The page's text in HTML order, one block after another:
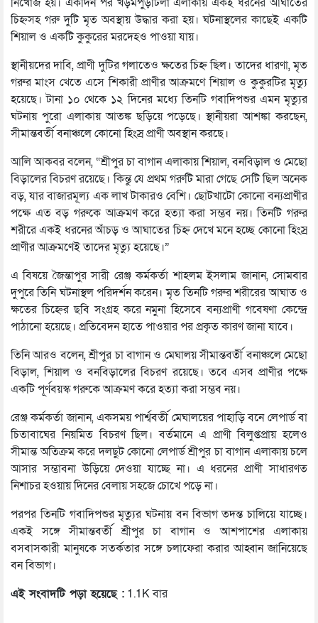
চিহ্নসহ গরু দুটি মৃত অবস্থায় উদ্ধার করা হয়। ঘটনাস্থলের কাছেই একটি
শিয়াল ও একটি কুকুরের মরদেহও পাওয়া যায়।
স্থানীয়দের দাবি, প্রাণী দুটির গলাতেও ক্ষতের চিহ্ন ছিল। তাদের ধারণা, মৃত
গরুর মাংস খেতে এসে শিকারী প্রাণীর আক্রমণে শিয়াল ও কুকুরটির মৃত্যু
হয়েছে। টানা ১০ থেকে ১২ দিনের মধ্যে তিনটি গবাদিপশুর এমন মৃত্যুর
ঘটনায় পুরো এলাকায় আতঙ্ক ছড়িয়ে পড়েছে। স্থানীয়রা আশঙ্কা করছেন,
সীমান্তবর্তী বনাঞ্চলে কোনো হিংস্র প্রাণী অবস্থান করছে।
আলি আকবর বলেন, “শ্রীপুর চা বাগান এলাকায় শিয়াল, বনবিড়াল ও মেছো
বিড়ালের বিচরণ রয়েছে। কিন্তু যে প্রথম গরুটি মারা গেছে সেটি ছিল অনেক
বড়, যার বাজারমূল্য এক লাখ টাকারও বেশি। ছোটখাটো কোনো বন্যপ্রাণীর
পক্ষে এত বড় গরুকে আক্রমণ করে হত্যা করা সম্ভব নয়। তিনটি গরুর
শরীরে একই ধরনের আঁচড় ও আঘাতের চিহ্ন দেখে মনে হচ্ছে কোনো হিংস্র
প্রাণীর আক্রমণেই তাদের মৃত্যু হয়েছে।”
এ বিষয়ে জৈন্তাপুর সারী রেঞ্জ কর্মকর্তা শাহলম ইসলাম জানান, সোমবার
দুপুরে তিনি ঘটনাস্থল পরিদর্শন করেন। মৃত তিনটি গরুর শরীরের আঘাত ও
ক্ষতের চিহ্নের ছবি সংগ্রহ করে নমুনা হিসেবে বন্যপ্রাণী গবেষণা কেন্দ্রে
পাঠানো হয়েছে। প্রতিবেদন হাতে পাওয়ার পর প্রকৃত কারণ জানা যাবে।
তিনি আরও বলেন, শ্রীপুর চা বাগান ও মেঘালয় সীমান্তবর্তী বনাঞ্চলে মেছো
বিড়াল, শিয়াল ও বনবিড়ালের বিচরণ রয়েছে। তবে এসব প্রাণীর পক্ষে
একটি পূর্ণবয়স্ক গরুকে আক্রমণ করে হত্যা করা সম্ভব নয়।
রেঞ্জ কর্মকর্তা জানান, একসময় পার্শ্ববর্তী মেঘালয়ের পাহাড়ি বনে লেপার্ড বা
চিতাবাঘের নিয়মিত বিচরণ ছিল। বর্তমানে এ প্রাণী বিলুপ্তপ্রায় হলেও
সীমান্ত অতিক্রম করে দলছুট কোনো লেপার্ড শ্রীপুর চা বাগান এলাকায় চলে
আসার সম্ভাবনা উড়িয়ে দেওয়া যাচ্ছে না। এ ধরনের প্রাণী সাধারণত
নিশাচর হওয়ায় দিনের বেলায় সহজে চোখে পড়ে না।
পরপর তিনটি গবাদিপশুর মৃত্যুর ঘটনায় বন বিভাগ তদন্ত চালিয়ে যাচ্ছে।
একই সঙ্গে সীমান্তবর্তী শ্রীপুর চা বাগান ও আশপাশের এলাকায়
বসবাসকারী মানুষকে সতর্কতার সঙ্গে চলাফেরা করার আহ্বান জানিয়েছে
বন বিভাগ।
এই সংবাদটি পড়া হয়েছে : 1.1K বার